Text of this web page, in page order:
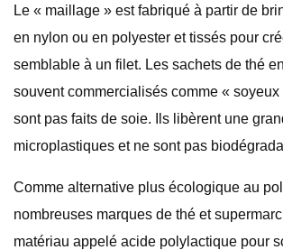
Le « maillage » est fabriqué à partir de
en nylon ou en polyester et tissés pour
semblable à un filet. Les sachets de thé
souvent commercialisés comme «
sont pas faits de soie. Ils libèrent une
microplastiques et ne sont pas
Comme alternative plus écologique au
nombreuses marques de thé et
matériau appelé acide polylactique pour